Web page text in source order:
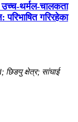
थर्मल-चालकता
गरिरहेका
छिङपु क्षेत्र; सांघाई